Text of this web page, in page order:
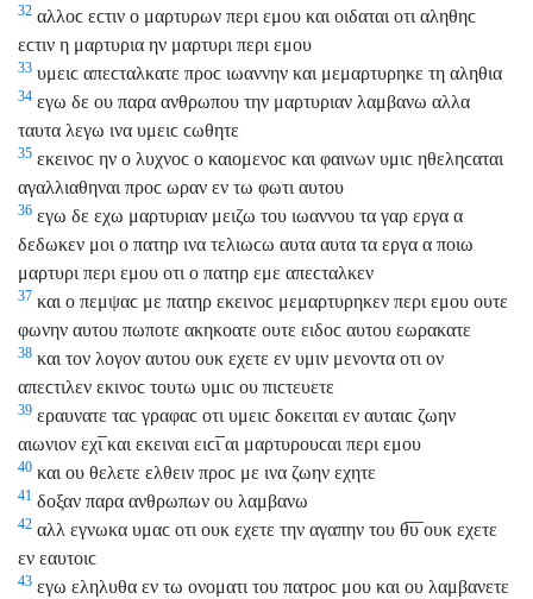
32 αλλοϲ εϲτιν ο μαρτυρων περι εμου και οιδαται οτι αληθηϲ
εϲτιν η μαρτυρια ην μαρτυρι περι εμου
33 υμειϲ απεϲταλκατε προϲ ιωαννην και μεμαρτυρηκε τη αληθια
34 εγω δε ου παρα ανθρωπου την μαρτυριαν λαμβανω αλλα
ταυτα λεγω ινα υμειϲ ϲωθητε
35 εκεινοϲ ην ο λυχνοϲ ο καιομενοϲ και φαινων υμιϲ ηθεληϲαται
αγαλλιαθηναι προϲ ωραν εν τω φωτι αυτου
36 εγω δε εχω μαρτυριαν μειζω του ιωαννου τα γαρ εργα α
δεδωκεν μοι ο πατηρ ινα τελιωϲω αυτα αυτα τα εργα α ποιω
μαρτυρι περι εμου οτι ο πατηρ εμε απεϲταλκεν
37 και ο πεμψαϲ με πατηρ εκεινοϲ μεμαρτυρηκεν περι εμου ουτε
φωνην αυτου πωποτε ακηκοατε ουτε ειδοϲ αυτου εωρακατε
38 και τον λογον αυτου ουκ εχετε εν υμιν μενοντα οτι ον
απεϲτιλεν εκινοϲ τουτω υμιϲ ου πιϲτευετε
39 εραυνατε ταϲ γραφαϲ οτι υμειϲ δοκειται εν αυταιϲ ζωην
αιωνιον εχι̅ και εκειναι ειϲι̅ αι μαρτυρουϲαι περι εμου
40 και ου θελετε ελθειν προϲ με ινα ζωην εχητε
41 δοξαν παρα ανθρωπων ου λαμβανω
42 αλλ εγνωκα υμαϲ οτι ουκ εχετε την αγαπην του θ̅υ̅ ουκ εχετε
εν εαυτοιϲ
43 εγω εληλυθα εν τω ονοματι του πατροϲ μου και ου λαμβανετε